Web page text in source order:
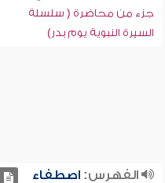
جزء من محاضرة ( سلسلة
السيرة النبوية يوم بدر)
الفهرس:اصطفاء